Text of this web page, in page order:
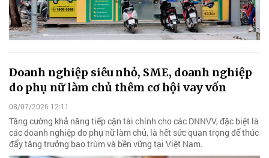
Doanh nghiệp siêu nhỏ, SME, doanh nghiệp
do phụ nữ làm chủ thêm cơ hội vay vốn
08/07/2026 12:11
Tăng cường khả năng tiếp cận tài chính cho các DNNVV, đặc biệt là
các doanh nghiệp do phụ nữ làm chủ, là hết sức quan trọng để thúc
đẩy tăng trưởng bao trùm và bền vững tại Việt Nam.